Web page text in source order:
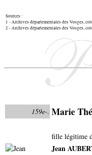
Sources :
1 - Archives départementales des Vosges,
2 - Archives départementales des Vosges,
159e-. Marie
fille légitime
Jean